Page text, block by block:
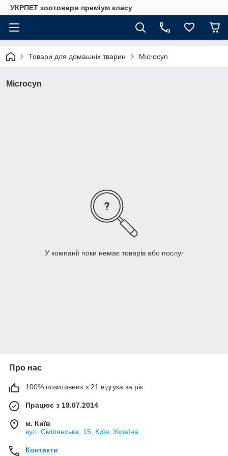
УКРПЕТ зоотовари преміум класу
Товари для домашніх тварин Microcyn
Microcyn
У компанії поки немає товарів або послуг
Про нас
100% позитивних з 21 відгука за рік
Працює з 19.07.2014
м. Київ
вул. Смілянська, 15, Київ, Україна
Контакти